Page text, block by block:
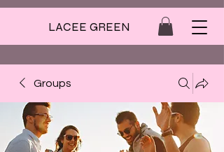
LACEE GREEN
Groups